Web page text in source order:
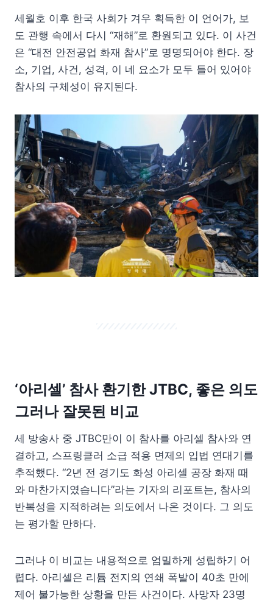
세월호 이후 한국 사회가 겨우 획득한 이 언어가, 보
도 관행 속에서 다시 “재해”로 환원되고 있다. 이 사건
은 “대전 안전공업 화재 참사”로 명명되어야 한다. 장
소, 기업, 사건, 성격, 이 네 요소가 모두 들어 있어야
참사의 구체성이 유지된다.
‘아리셀’ 참사 환기한 JTBC, 좋은 의도
그러나 잘못된 비교
세 방송사 중 JTBC만이 이 참사를 아리셀 참사와 연
결하고, 스프링클러 소급 적용 면제의 입법 연대기를
추적했다. “2년 전 경기도 화성 아리셀 공장 화재 때
와 마찬가지였습니다”라는 기자의 리포트는, 참사의
반복성을 지적하려는 의도에서 나온 것이다. 그 의도
는 평가할 만하다.
그러나 이 비교는 내용적으로 엄밀하게 성립하기 어
렵다. 아리셀은 리튬 전지의 연쇄 폭발이 40초 만에
제어 불가능한 상황을 만든 사건이다. 사망자 23명